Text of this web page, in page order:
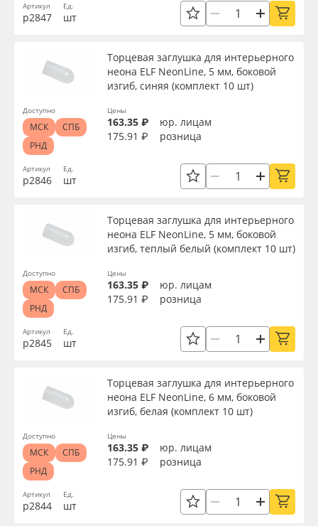
Артикул
р2847
Ед.
шт
Артикул
р2846
Торцевая заглушка для интерьерного
неона ELF NeonLine, 5 мм, боковой
изгиб, синяя (комплект 10 шт)
Ед.
шт
Цены
163.35 ₽
юр. лицам
175.91 ₽
розница
Доступно
МСК
СПБ
РНД
Артикул
р2845
Торцевая заглушка для интерьерного
неона ELF NeonLine, 5 мм, боковой
изгиб, теплый белый (комплект 10 шт)
Ед.
шт
Цены
163.35 ₽
юр. лицам
175.91 ₽
розница
Доступно
МСК
СПБ
РНД
Артикул
р2844
Торцевая заглушка для интерьерного
неона ELF NeonLine, 6 мм, боковой
изгиб, белая (комплект 10 шт)
Ед.
шт
Цены
163.35 ₽
юр. лицам
175.91 ₽
розница
Доступно
МСК
СПБ
РНД